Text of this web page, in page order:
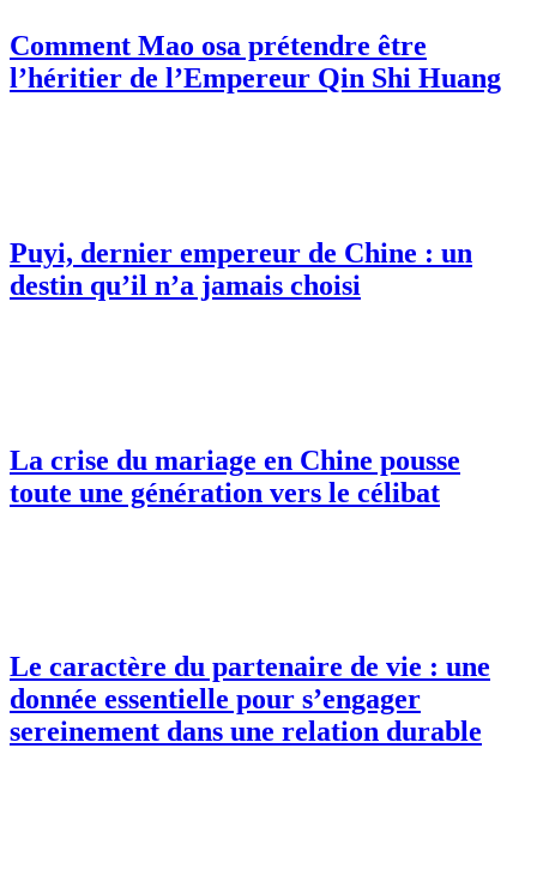
Comment Mao osa prétendre être
l’héritier de l’Empereur Qin Shi Huang
Puyi, dernier empereur de Chine : un
destin qu’il n’a jamais choisi
La crise du mariage en Chine pousse
toute une génération vers le célibat
Le caractère du partenaire de vie : une
donnée essentielle pour s’engager
sereinement dans une relation durable